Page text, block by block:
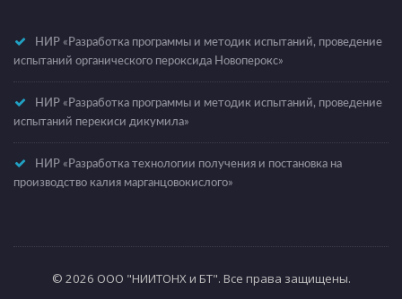
НИР «Разработка программы и методик испытаний, проведение
испытаний органического пероксида Новоперокс»
НИР «Разработка программы и методик испытаний, проведение
испытаний перекиси дикумила»
НИР «Разработка технологии получения и постановка на
производство калия марганцовокислого»
© 2026 ООО "НИИТОНХ и БТ". Все права защищены.